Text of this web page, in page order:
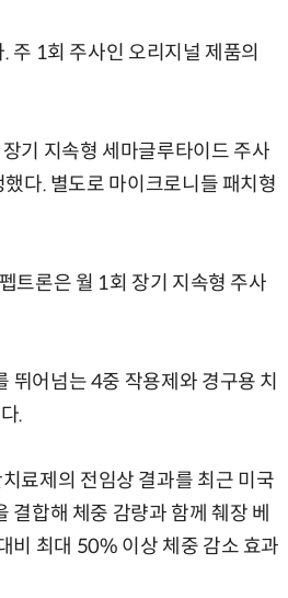
주 1회 주사인 오리지널 제품의
기 지속형 세마글루타이드 주사
다. 별도로 마이크로니들 패치형
트론은 월 1회 장기 지속형 주사
뛰어넘는 4중 작용제와 경구용 치
.
료제의 전임상 결과를 최근 미국
합해 체중 감량과 함께 췌장 베
비 최대 50% 이상 체중 감소 효과